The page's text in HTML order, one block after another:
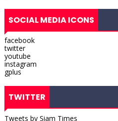
SOCIAL MEDIA ICONS
facebook
twitter
youtube
instagram
gplus
TWITTER
Tweets by Siam Times